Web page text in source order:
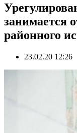
занимается
районного
23.02.20 12:26